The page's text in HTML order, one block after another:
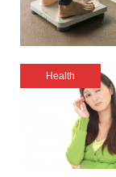
Health